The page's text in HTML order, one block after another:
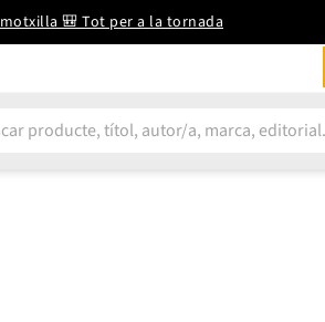
🎒 Tot per a la tornada